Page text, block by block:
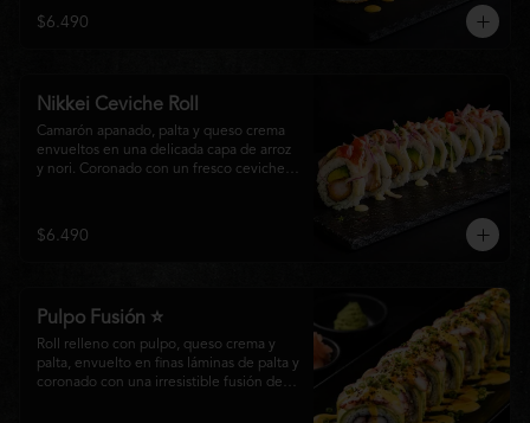
y una sedosa salsa huancaína, finalizada
con toques de pimentón rojo fresco que
$6.490
Nikkei Ceviche Roll
Camarón apanado, palta y queso crema
envueltos en una delicada capa de arroz
y nori. Coronado con un fresco ceviche
creando un equilibrio perfecto entre
frescura, cremosidad y crocancia en cada
$6.490
Pulpo Fusión ⭐
Roll relleno con pulpo, queso crema y
palta, envuelto en finas láminas de palta y
coronado con una irresistible fusión de